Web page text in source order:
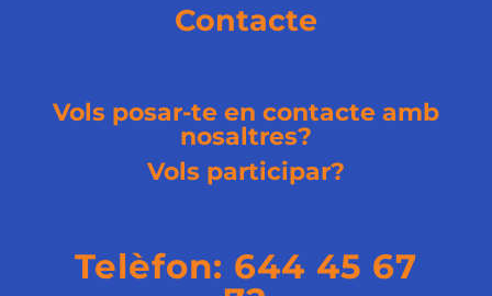
Contacte
Vols posar-te en contacte amb
nosaltres?
Vols participar?
Telèfon: 644 45 67